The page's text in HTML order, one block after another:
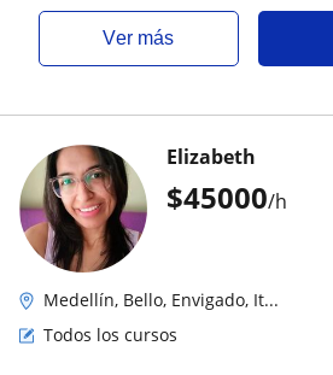
ver más
$45000/h
Elizabeth
Medellín, Bello, Envigado, It...
Todos los cursos